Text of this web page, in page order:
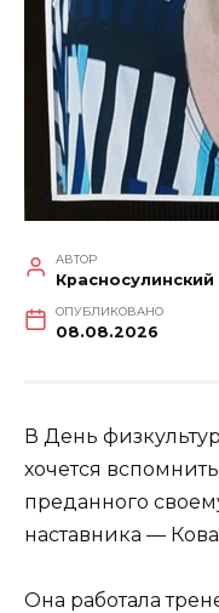
АВТОР
ОПУБЛИКОВАНО
08.08.2026
В День
хочется
преданного
наставника —
Она работала